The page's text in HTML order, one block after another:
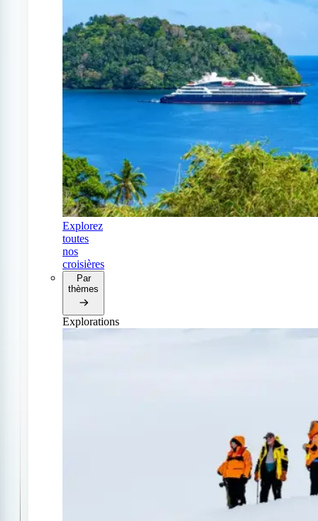
Explorez
toutes
nos
croisières
Par
thèmes
Explorations